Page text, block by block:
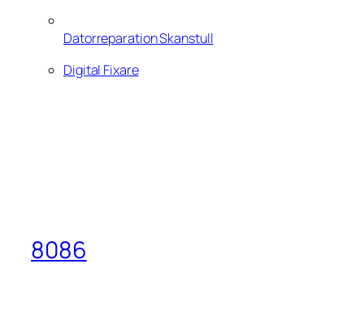
Datorreparation Skanstull
Digital Fixare
8086